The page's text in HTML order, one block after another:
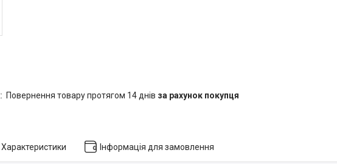
повернення товару протягом 14 днів за рахунок покупця
Характеристики Інформація для замовлення